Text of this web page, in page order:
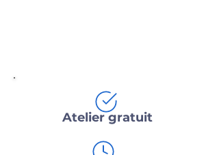
Atelier gratuit